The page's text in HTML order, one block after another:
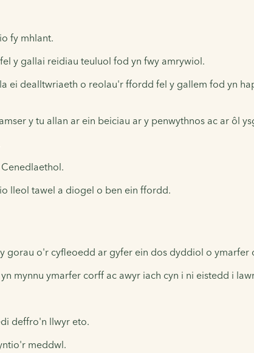
fy mhlant.
y gallai reidiau teuluol fod yn fwy amrywiol.
ei dealltwriaeth o reolau'r ffordd fel y gallem fod yn
y tu allan ar ein beiciau ar y penwythnos ac ar ôl
lleol tawel a diogel o ben ein ffordd.
gorau o'r cyfleoedd ar gyfer ein dos dyddiol o
mynnu ymarfer corff ac awyr iach cyn i ni eistedd i
deffro'n llwyr eto.
meddwl.